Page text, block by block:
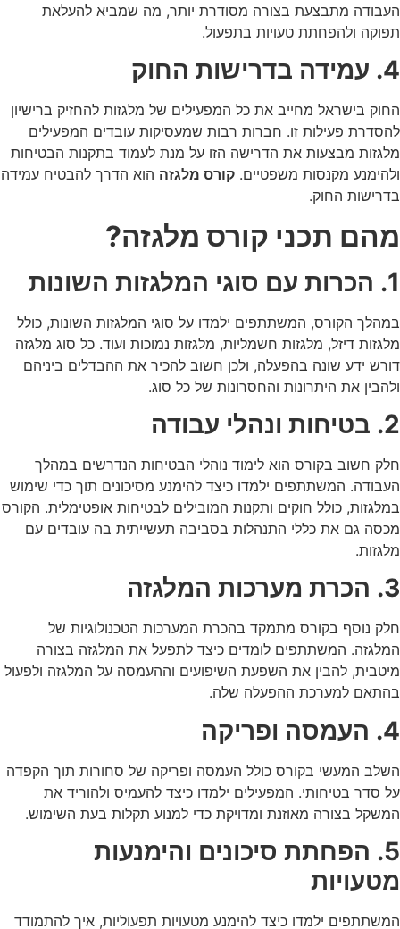
העבודה מתבצעת בצורה מסודרת יותר, מה שמביא להעלאת
תפוקה ולהפחתת טעויות בתפעול.
4. עמידה בדרישות החוק
החוק בישראל מחייב את כל המפעילים של מלגזות להחזיק ברישיון
להסדרת פעילות זו. חברות רבות שמעסיקות עובדים המפעילים
מלגזות מבצעות את הדרישה הזו על מנת לעמוד בתקנות הבטיחות
ולהימנע מקנסות משפטיים. קורס מלגזה הוא הדרך להבטיח עמידה
בדרישות החוק.
מהם תכני קורס מלגזה?
1. הכרות עם סוגי המלגזות השונות
במהלך הקורס, המשתתפים ילמדו על סוגי המלגזות השונות, כולל
מלגזות דיזל, מלגזות חשמליות, מלגזות נמוכות ועוד. כל סוג מלגזה
דורש ידע שונה בהפעלה, ולכן חשוב להכיר את ההבדלים ביניהם
ולהבין את היתרונות והחסרונות של כל סוג.
2. בטיחות ונהלי עבודה
חלק חשוב בקורס הוא לימוד נוהלי הבטיחות הנדרשים במהלך
העבודה. המשתתפים ילמדו כיצד להימנע מסיכונים תוך כדי שימוש
במלגזות, כולל חוקים ותקנות המובילים לבטיחות אופטימלית. הקורס
מכסה גם את כללי התנהלות בסביבה תעשייתית בה עובדים עם
מלגזות.
3. הכרת מערכות המלגזה
חלק נוסף בקורס מתמקד בהכרת המערכות הטכנולוגיות של
המלגזה. המשתתפים לומדים כיצד לתפעל את המלגזה בצורה
מיטבית, להבין את השפעת השיפועים וההעמסה על המלגזה ולפעול
בהתאם למערכת ההפעלה שלה.
4. העמסה ופריקה
השלב המעשי בקורס כולל העמסה ופריקה של סחורות תוך הקפדה
על סדר בטיחותי. המפעילים ילמדו כיצד להעמיס ולהוריד את
המשקל בצורה מאוזנת ומדויקת כדי למנוע תקלות בעת השימוש.
5. הפחתת סיכונים והימנעות
מטעויות
המשתתפים ילמדו כיצד להימנע מטעויות תפעוליות, איך להתמודד